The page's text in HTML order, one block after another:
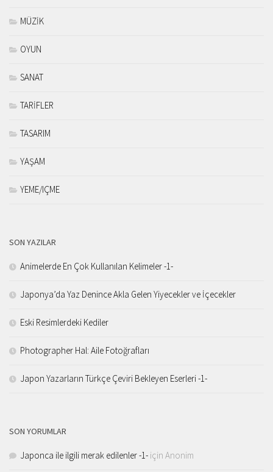
MÜZİK
OYUN
SANAT
TARİFLER
TASARIM
YAŞAM
YEME/IÇME
SON YAZILAR
Animelerde En Çok Kullanılan Kelimeler -1-
Japonya’da Yaz Denince Akla Gelen Yiyecekler ve İçecekler
Eski Resimlerdeki Kediler
Photographer Hal: Aile Fotoğrafları
Japon Yazarların Türkçe Çeviri Bekleyen Eserleri -1-
SON YORUMLAR
Japonca ile ilgili merak edilenler -1- için Anonim